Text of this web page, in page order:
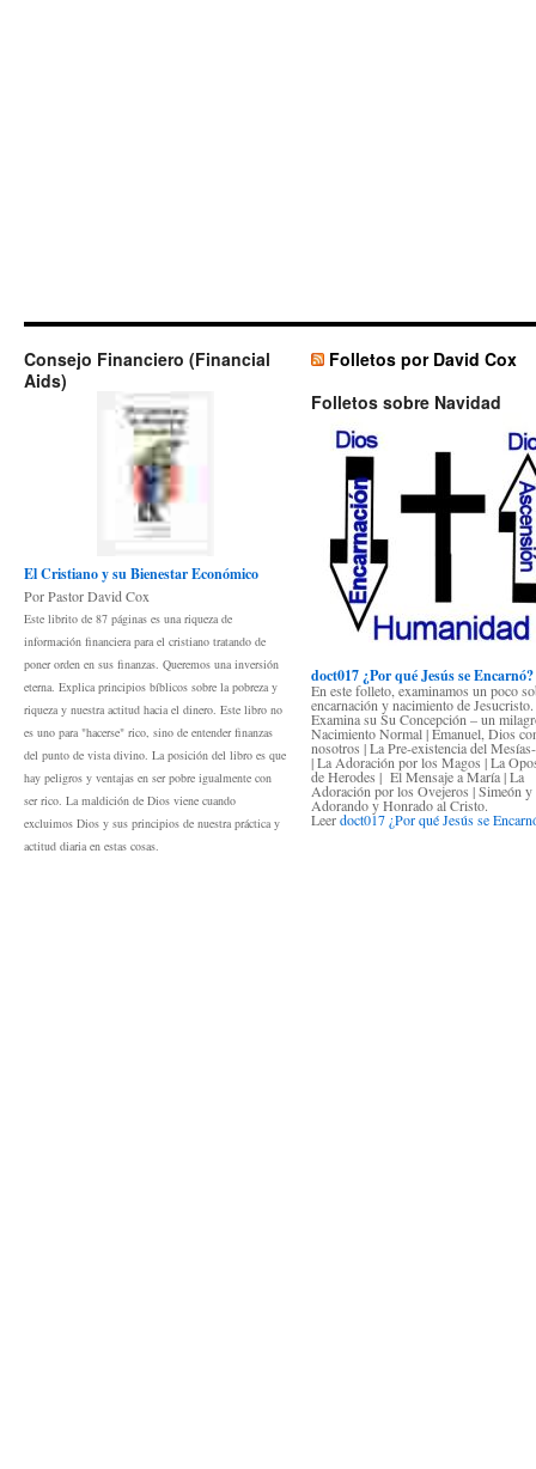
Consejo Financiero (Financial
Aids)
El Cristiano y su Bienestar Económico
Por Pastor David Cox
Este librito de 87 páginas es una riqueza de
información financiera para el cristiano tratando de
poner orden en sus finanzas. Queremos una inversión
eterna. Explica principios bíblicos sobre la pobreza y
riqueza y nuestra actitud hacia el dinero. Este libro no
es uno para "hacerse" rico, sino de entender finanzas
del punto de vista divino. La posición del libro es que
hay peligros y ventajas en ser pobre igualmente con
ser rico. La maldición de Dios viene cuando
excluimos Dios y sus principios de nuestra práctica y
actitud diaria en estas cosas.
Folletos por David Cox
Folletos sobre Navidad
doct017 ¿Por qué Jesús se Encarnó?
En este folleto, examinamos un poco
encarnación y nacimiento de Jesucristo.
Examina su Su Concepción – un
Nacimiento Normal | Emanuel, Dios
nosotros | La Pre-existencia del
| La Adoración por los Magos | La
de Herodes | El Mensaje a María | La
Adoración por los Ovejeros | Simeón y
Adorando y Honrado al Cristo.
Leerdoct017 ¿Por qué Jesús se